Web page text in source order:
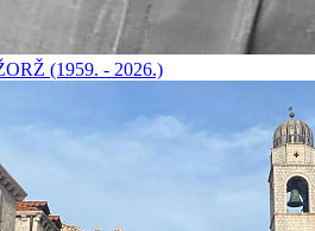
(1959. - 2026.)